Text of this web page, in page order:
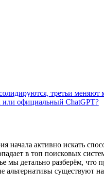
третьи
или официальный ChatGPT?
начала активно искать
в топ поисковых
мы детально разберём, что
альтернативы существуют